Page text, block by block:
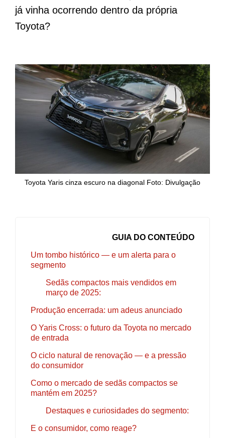
já vinha ocorrendo dentro da própria
Toyota?
Toyota Yaris cinza escuro na diagonal Foto: Divulgação
GUIA DO CONTEÚDO
Um tombo histórico — e um alerta para o
segmento
Sedãs compactos mais vendidos em
março de 2025:
Produção encerrada: um adeus anunciado
O Yaris Cross: o futuro da Toyota no mercado
de entrada
O ciclo natural de renovação — e a pressão
do consumidor
Como o mercado de sedãs compactos se
mantém em 2025?
Destaques e curiosidades do segmento:
E o consumidor, como reage?